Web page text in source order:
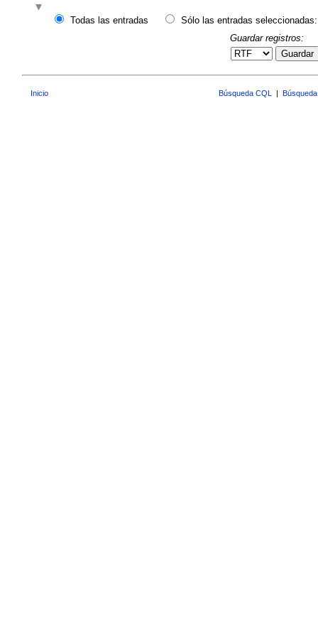
Todas las entradas
Sólo las entradas seleccionadas:
Guardar registros:
Guardar
Inicio Búsqueda CQL